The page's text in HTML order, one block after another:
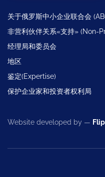
关于俄罗斯中小企业联合会
非营利伙伴关系«支持» (Non-
经理局和委员会
地区
鉴定(Expertise)
保护企业家和投资者权利局
Website developed by —